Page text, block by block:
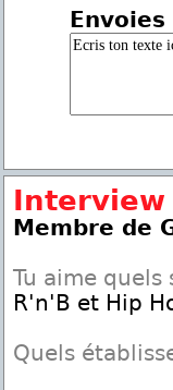
Interview
Membre de
Tu aime quels
R'n'B et Hip
Quels